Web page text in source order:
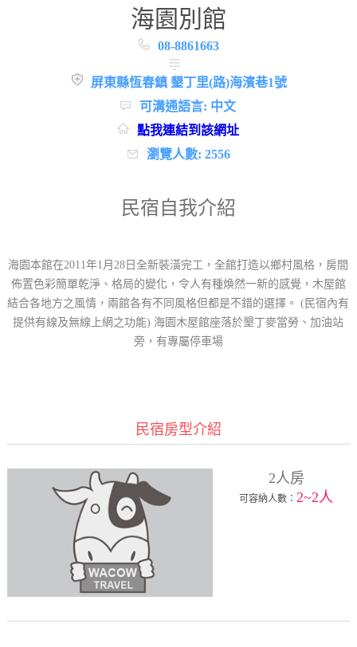
海園別館
08-8861663
屏東縣恆春鎮 墾丁里(路)海濱巷1號
可溝通語言: 中文
點我連結到該網址
瀏覽人數: 2556
民宿自我介紹
海園本館在2011年1月28日全新裝潢完工，全館打造以鄉村風格，房間
佈置色彩簡單乾淨、格局的變化，令人有種煥然一新的感覺，木屋館
結合各地方之風情，兩館各有不同風格但都是不錯的選擇。 (民宿內有
提供有線及無線上網之功能) 海園木屋館座落於墾丁麥當勞、加油站
旁，有專屬停車場
民宿房型介紹
2人房
可容納人數： 2~2人